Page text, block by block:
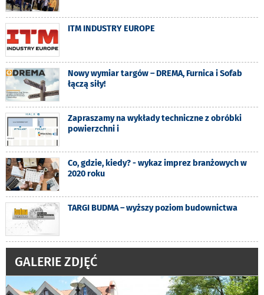
ITM INDUSTRY EUROPE
Nowy wymiar targów – DREMA, Furnica i Sofab
łączą siły!
Zapraszamy na wykłady techniczne z obróbki
powierzchni i
Co, gdzie, kiedy? - wykaz imprez branżowych w
2020 roku
TARGI BUDMA – wyższy poziom budownictwa
GALERIE ZDJĘĆ